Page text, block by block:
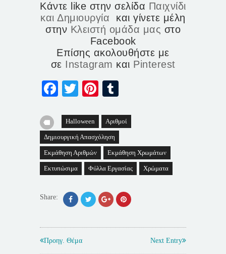
Κάντε like στην σελίδα Παιχνίδι
και Δημιουργία και γίνετε μέλη
στην Κλειστή ομάδα μας στο
Facebook
Επίσης ακολουθήστε με
σε Instagram και Pinterest
Facebook
TwitterPinterest
Halloween Αριθμοί
Δημιουργική Απασχόληση
Εκμάθηση Αριθμών Εκμάθηση Χρωμάτων
Εκτυπώσιμα Φύλλα Εργασίας Χρώματα
Share:
Προηγ. Θέμα Next Entry